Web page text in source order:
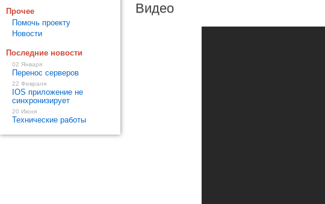
Видео
Прочее
Помочь проекту
Новости
Последние новости
02 Января
Перенос серверов
22 Февраля
IOS приложение не
синхронизирует
20 Июня
Технические работы